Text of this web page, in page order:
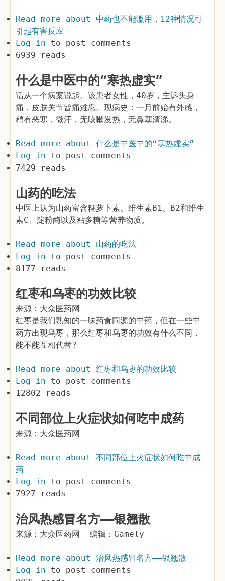
Read more about 中药也不能滥用，12种情况可
引起有害反应
Log in to post comments
6939 reads
什么是中医中的“寒热虚实”
话从一个病案说起。该患者女性，40岁，主诉头身
痛，皮肤关节皆痛难忍。现病史：一月前始有外感，
稍有恶寒，微汗，无咳嗽发热，无鼻塞清涕。
Read more about 什么是中医中的“寒热虚实”
Log in to post comments
7429 reads
山药的吃法
中医上认为山药富含糊萝卜素、维生素B1、B2和维生
素C、淀粉酶以及粘多糖等营养物质。
Read more about 山药的吃法
Log in to post comments
8177 reads
红枣和乌枣的功效比较
来源：大众医药网
红枣是我们熟知的一味药食同源的中药，但在一些中
药方出现乌枣，那么红枣和乌枣的功效有什么不同，
能不能互相代替?
Read more about 红枣和乌枣的功效比较
Log in to post comments
12802 reads
不同部位上火症状如何吃中成药
来源：大众医药网
Read more about 不同部位上火症状如何吃中成
药
Log in to post comments
7927 reads
治风热感冒名方——银翘散
来源：大众医药网 编辑：Gamely
Read more about 治风热感冒名方——银翘散
Log in to post comments